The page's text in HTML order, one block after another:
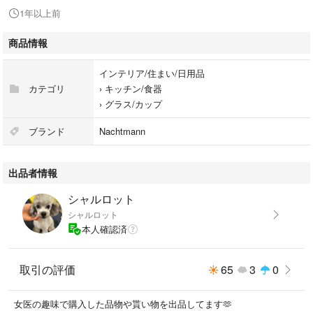
1年以上前
商品情報
カテゴリ
インテリア/住まい/日用品
› キッチン/食器
› グラス/カップ
ブランド Nachtmann
出品者情報
シャルロット
シャルロット
本人確認済
取引の評価 65 3 0
女医の趣味で購入した品物や貰い物を出品してます🫶